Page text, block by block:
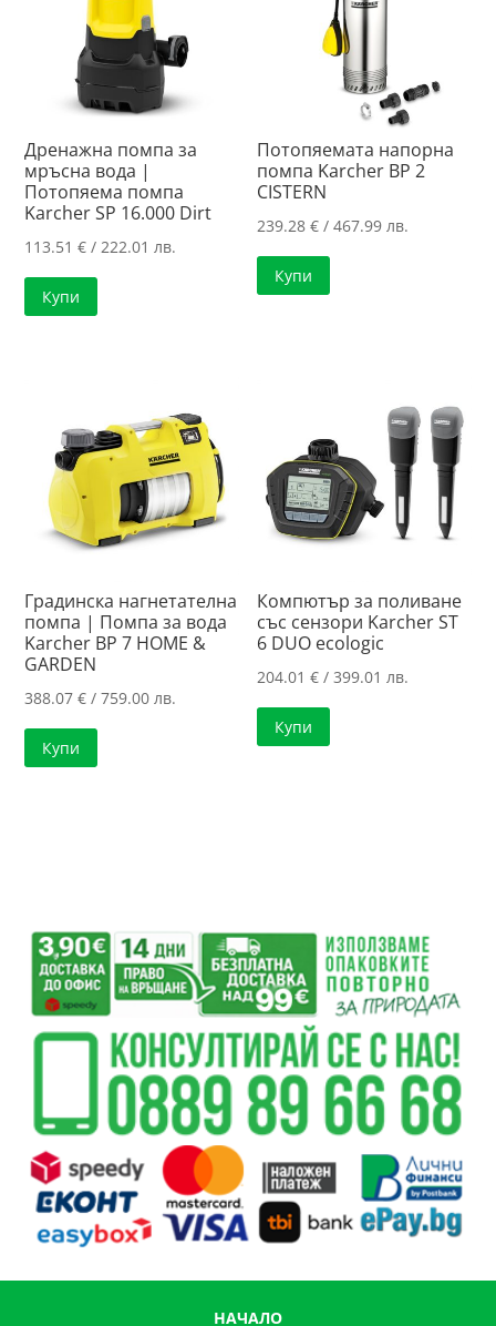
Дренажна помпа за
мръсна вода |
Потопяема помпа
Karcher SP 16.000 Dirt
113.51€ / 222.01 лв.
Купи
Потопяемата напорна
помпа Karcher BP 2
CISTERN
239.28€ / 467.99 лв.
Купи
Градинска нагнетателна
помпа | Помпа за вода
Karcher BP 7 HOME &
GARDEN
388.07€ / 759.00 лв.
Купи
Компютър за поливане
със сензори Karcher ST
6 DUO ecologic
204.01€ / 399.01 лв.
Купи
НАЧАЛО